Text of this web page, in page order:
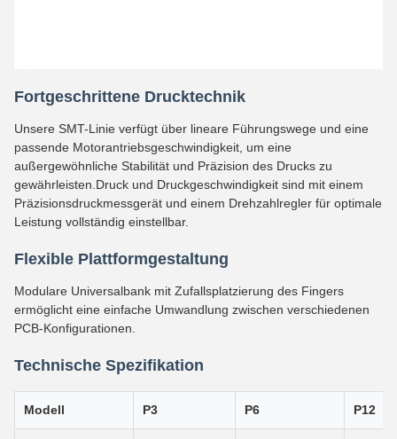
Fortgeschrittene Drucktechnik
Unsere SMT-Linie verfügt über lineare Führungswege und eine
passende Motorantriebsgeschwindigkeit, um eine
außergewöhnliche Stabilität und Präzision des Drucks zu
gewährleisten.Druck und Druckgeschwindigkeit sind mit einem
Präzisionsdruckmessgerät und einem Drehzahlregler für optimale
Leistung vollständig einstellbar.
Flexible Plattformgestaltung
Modulare Universalbank mit Zufallsplatzierung des Fingers
ermöglicht eine einfache Umwandlung zwischen verschiedenen
PCB-Konfigurationen.
Technische Spezifikation
Modell P3 P6 P12